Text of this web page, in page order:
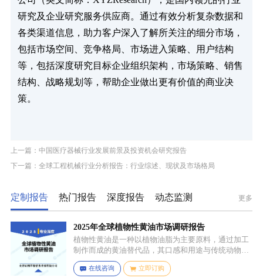
研究及企业研究服务供应商。通过有效分析复杂数据和
各类渠道信息，助力客户深入了解所关注的细分市场，
包括市场空间、竞争格局、市场进入策略、用户结构
等，包括深度研究目标企业组织架构，市场策略、销售
结构、战略规划等，帮助企业做出更有价值的商业决
策。
上一篇：中国医疗器械行业发展前景及投资机会研究报告
下一篇：全球工程机械行业分析报告：行业综述、现状及市场格局
定制报告 热门报告 深度报告 动态监测 更多
2025年全球植物性黄油市场调研报告
植物性黄油是一种以植物油脂为主要原料，通过加工
制作而成的黄油替代品，其口感和用途与传统动物黄
油较为相似，常见的有大豆油、菜籽油、椰子油、棕
榈油等，这些植物油脂经过精炼、氢化或酯交换等工
在线咨询 立即订购